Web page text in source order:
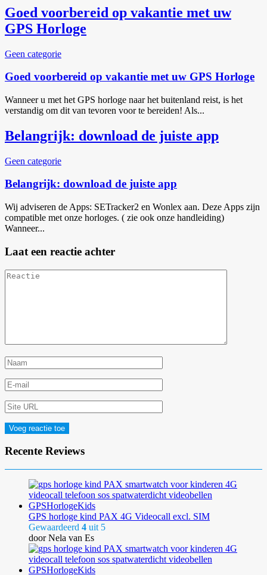
Goed voorbereid op vakantie met uw
GPS Horloge
Geen categorie
Goed voorbereid op vakantie met uw GPS Horloge
Wanneer u met het GPS horloge naar het buitenland reist, is het
verstandig om dit van tevoren voor te bereiden! Als...
Belangrijk: download de juiste app
Geen categorie
Belangrijk: download de juiste app
Wij adviseren de Apps: SETracker2 en Wonlex aan. Deze Apps zijn
compatible met onze horloges. ( zie ook onze handleiding)
Wanneer...
Laat een reactie achter
Recente Reviews
GPS horloge kind PAX 4G Videocall excl. SIM
Gewaardeerd 4 uit 5
door Nela van Es